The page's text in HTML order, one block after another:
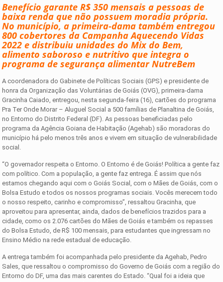
Benefício garante R$ 350 mensais a pessoas de
baixa renda que não possuem moradia própria.
No município, a primeira-dama também entregou
800 cobertores da Campanha Aquecendo Vidas
2022 e distribuiu unidades do Mix do Bem,
alimento saboroso e nutritivo que integra o
programa de segurança alimentar NutreBem
A coordenadora do Gabinete de Políticas Sociais (GPS) e presidente de
honra da Organização das Voluntárias de Goiás (OVG), primeira-dama
Gracinha Caiado, entregou, nesta segunda-feira (16), cartões do programa
Pra Ter Onde Morar – Aluguel Social a 500 famílias de Planaltina de Goiás,
no Entorno do Distrito Federal (DF). As pessoas beneficiadas pelo
programa da Agência Goiana de Habitação (Agehab) são moradoras do
município há pelo menos três anos e vivem em situação de vulnerabilidade
social.
“O governador respeita o Entorno. O Entorno é de Goiás! Política a gente faz
com político. Com a população, a gente faz entrega. É assim que nós
estamos chegando aqui com o Goiás Social, com o Mães de Goiás, com o
Bolsa Estudo e todos os nossos programas sociais. Vocês merecem todo
o nosso respeito, carinho e compromisso”, ressaltou Gracinha, que
aproveitou para apresentar, ainda, dados de benefícios trazidos para a
cidade, como os 2.076 cartões do Mães de Goiás e também os repasses
do Bolsa Estudo, de R$ 100 mensais, para estudantes que ingressam no
Ensino Médio na rede estadual de educação.
A entrega também foi acompanhada pelo presidente da Agehab, Pedro
Sales, que ressaltou o compromisso do Governo de Goiás com a região do
Entorno do DF, uma das mais carentes do Estado. “Qual foi a ideia que